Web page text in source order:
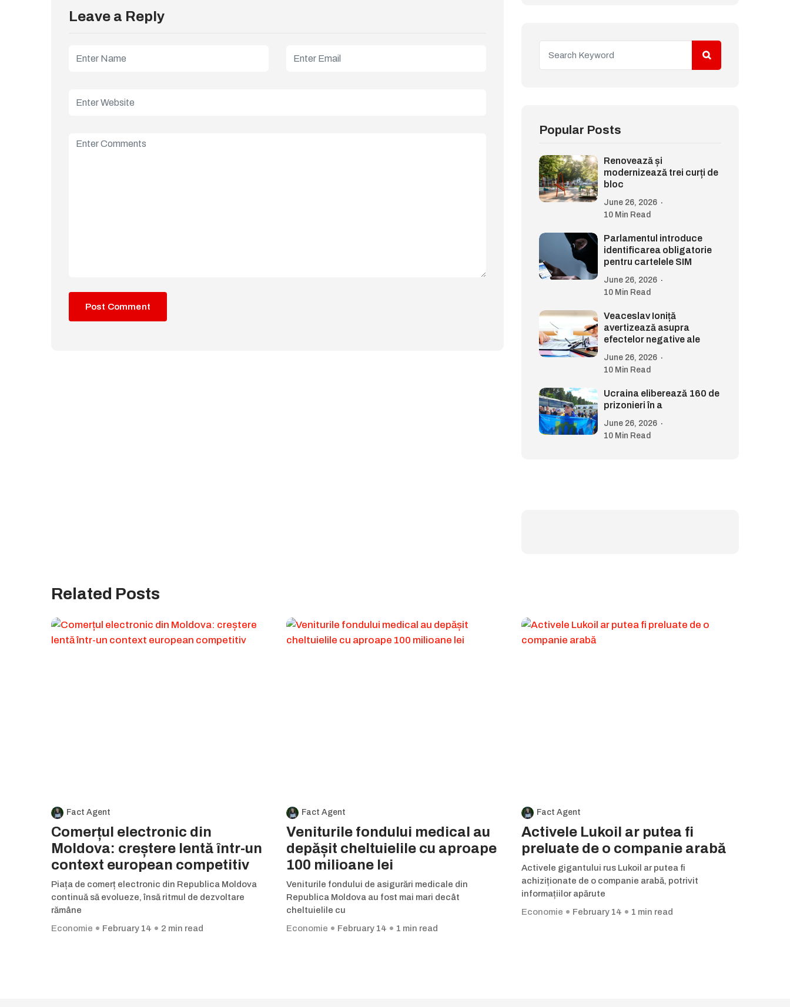
Leave a Reply
Popular Posts
Renovează și
modernizează trei curți de
bloc
June 26, 2026
10 Min Read
Parlamentul introduce
identificarea obligatorie
pentru cartelele SIM
June 26, 2026
10 Min Read
Veaceslav Ioniță
avertizează asupra
efectelor negative ale
June 26, 2026
10 Min Read
Ucraina eliberează 160 de
prizonieri în a
June 26, 2026
10 Min Read
Related Posts
Fact Agent
Comerțul electronic din
Moldova: creștere lentă într-un
context european competitiv
Piața de comerț electronic din Republica Moldova
continuă să evolueze, însă ritmul de dezvoltare
rămâne
Economie
February 14 2 min read
Fact Agent
Veniturile fondului medical au
depășit cheltuielile cu aproape
100 milioane lei
Veniturile fondului de asigurări medicale din
Republica Moldova au fost mai mari decât
cheltuielile cu
Economie
February 14 1 min read
Fact Agent
Activele Lukoil ar putea fi
preluate de o companie arabă
Activele gigantului rus Lukoil ar putea fi
achiziționate de o companie arabă, potrivit
informațiilor apărute
Economie
February 14 1 min read